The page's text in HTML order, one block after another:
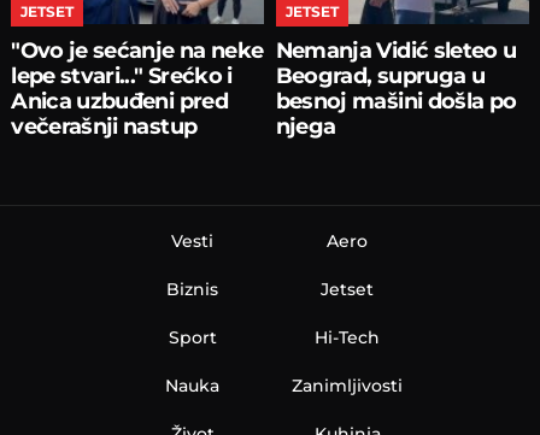
JETSET
"Ovo je sećanje na neke
lepe stvari..." Srećko i
Anica uzbuđeni pred
večerašnji nastup
JETSET
Nemanja Vidić sleteo u
Beograd, supruga u
besnoj mašini došla po
njega
Vesti
Biznis
Sport
Nauka
Aero
Jetset
Hi-Tech
Zanimljivosti